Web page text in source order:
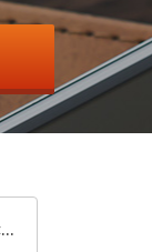
ГПБ «Мангуст»